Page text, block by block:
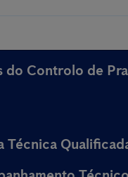
do Controlo de
Técnica